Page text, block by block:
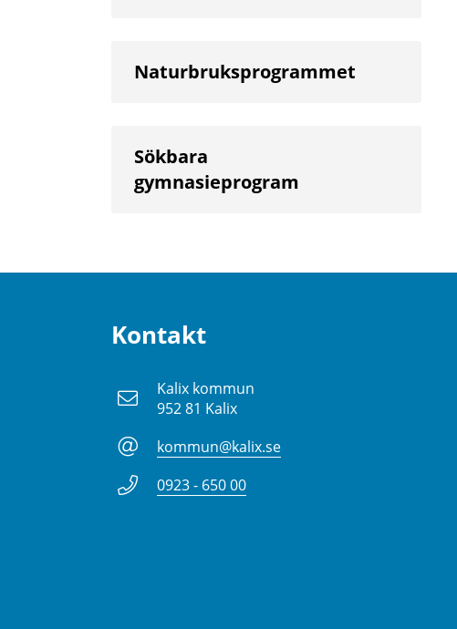
Naturbruksprogrammet
Sökbara
gymnasieprogram
Kontakt
Kalix kommun
952 81 Kalix
kommun@kalix.se
0923 - 650 00